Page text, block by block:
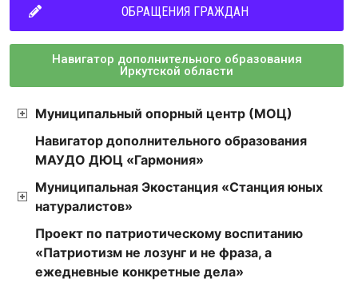
ОБРАЩЕНИЯ ГРАЖДАН
Навигатор дополнительного образования
Иркутской области
Муниципальный опорный центр (МОЦ)
Навигатор дополнительного образования
МАУДО ДЮЦ «Гармония»
Муниципальная Экостанция «Станция юных
натуралистов»
Проект по патриотическому воспитанию
«Патриотизм не лозунг и не фраза, а
ежедневные конкретные дела»